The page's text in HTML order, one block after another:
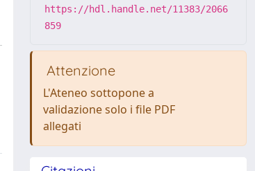
https://hdl.handle.net/11383/2066
859
Attenzione
L'Ateneo sottopone a
validazione solo i file PDF
allegati